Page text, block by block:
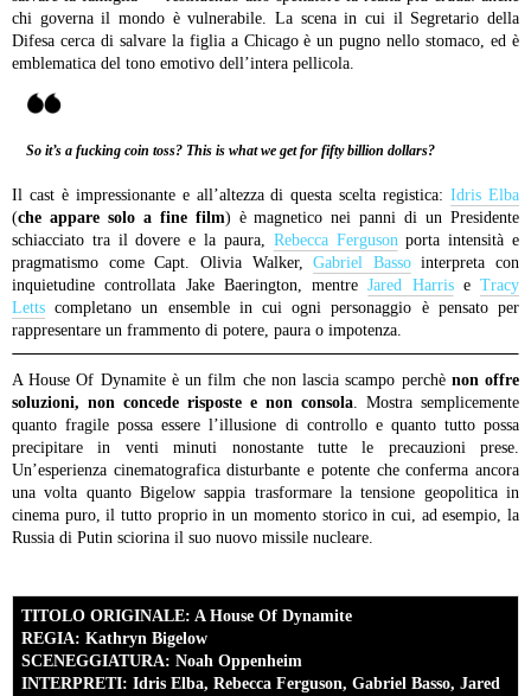
chi governa il mondo è vulnerabile. La scena in cui il Segretario della
Difesa cerca di salvare la figlia a Chicago è un pugno nello stomaco, ed è
emblematica del tono emotivo dell’intera pellicola.
So it’s a fucking coin toss? This is what we get for fifty billion dollars?
Il cast è impressionante e all’altezza di questa scelta registica:Idris Elba
(che appare solo a fine film) è magnetico nei panni di un Presidente
schiacciato tra il dovere e la paura, Rebecca Fergusonporta intensità e
pragmatismo come Capt. Olivia Walker,Gabriel Bassointerpreta con
inquietudine controllata Jake Baerington, mentreJared Harrise Tracy
Letts completano un ensemble in cui ogni personaggio è pensato per
rappresentare un frammento di potere, paura o impotenza.
A House Of Dynamite è un film che non lascia scampo perchè non offre
soluzioni, non concede risposte e non consola. Mostra semplicemente
quanto fragile possa essere l’illusione di controllo e quanto tutto possa
precipitare in venti minuti nonostante tutte le precauzioni prese.
Un’esperienza cinematografica disturbante e potente che conferma ancora
una volta quanto Bigelow sappia trasformare la tensione geopolitica in
cinema puro, il tutto proprio in un momento storico in cui, ad esempio, la
Russia di Putin sciorina il suo nuovo missile nucleare.
TITOLO ORIGINALE: A House Of Dynamite
REGIA: Kathryn Bigelow
SCENEGGIATURA: Noah Oppenheim
INTERPRETI: Idris Elba, Rebecca Ferguson, Gabriel Basso, Jared